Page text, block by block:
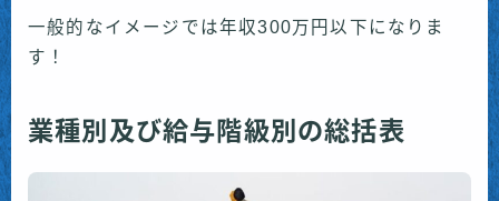
一般的なイメージでは年収300万円以下になりま
す！
業種別及び給与階級別の総括表